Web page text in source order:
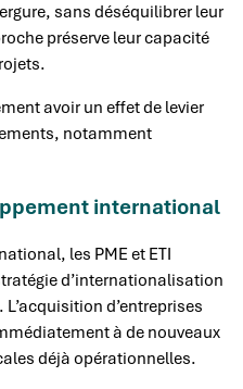
sans déséquilibrer leur
préserve leur capacité
avoir un effet de levier
notamment
international
les PME et ETI
d’internationalisation
d’entreprises
à de nouveaux
déjà opérationnelles.